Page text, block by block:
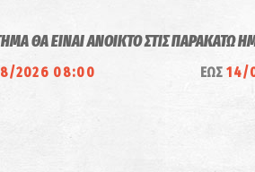
ΘΑ ΕΙΝΑΙ ΑΝΟΙΚΤΟ ΣΤΙΣ ΠΑΡΑΚΑΤΩ
2026 08:00 ΕΩΣ 14/